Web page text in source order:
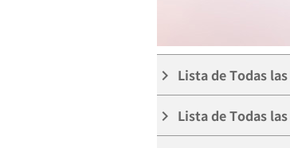
keyboard_arrow_right Lista de Todas
keyboard_arrow_right Lista de Todas